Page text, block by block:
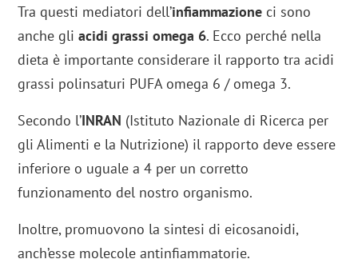
Tra questi mediatori dell’infiammazione ci sono
anche gliacidi grassi omega 6. Ecco perché nella
dieta è importante considerare il rapporto tra acidi
grassi polinsaturi PUFA omega 6 / omega 3.
Secondo l’INRAN (Istituto Nazionale di Ricerca per
gli Alimenti e la Nutrizione) il rapporto deve essere
inferiore o uguale a 4 per un corretto
funzionamento del nostro organismo.
Inoltre, promuovono la sintesi di eicosanoidi,
anch’esse molecole antinfiammatorie.